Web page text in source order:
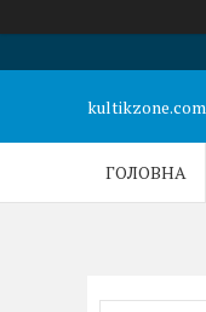
kultikzone.com
ГОЛОВНА